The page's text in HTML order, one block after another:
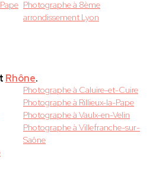
Photographe à 8ème
arrondissement Lyon
Rhône.
Photographe à Caluire-et-Cuire
Photographe à Rillieux-la-Pape
Photographe à Vaulx-en-Velin
Photographe à Villefranche-sur-
Saône